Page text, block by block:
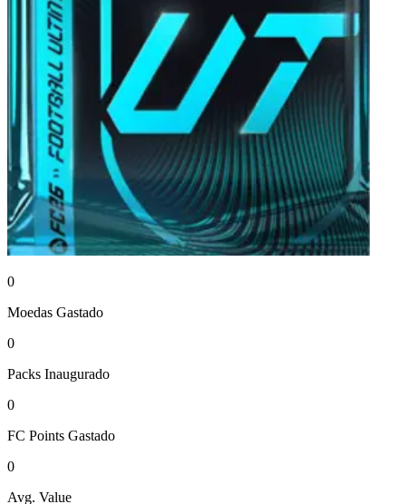
0
Moedas Gastado
0
Packs Inaugurado
0
FC Points Gastado
0
Avg. Value